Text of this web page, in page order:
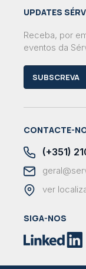
UPDATES
Receba, por
eventos da
SUBSCREVA
CONTACTE-
(+351)
ver
SIGA-NOS